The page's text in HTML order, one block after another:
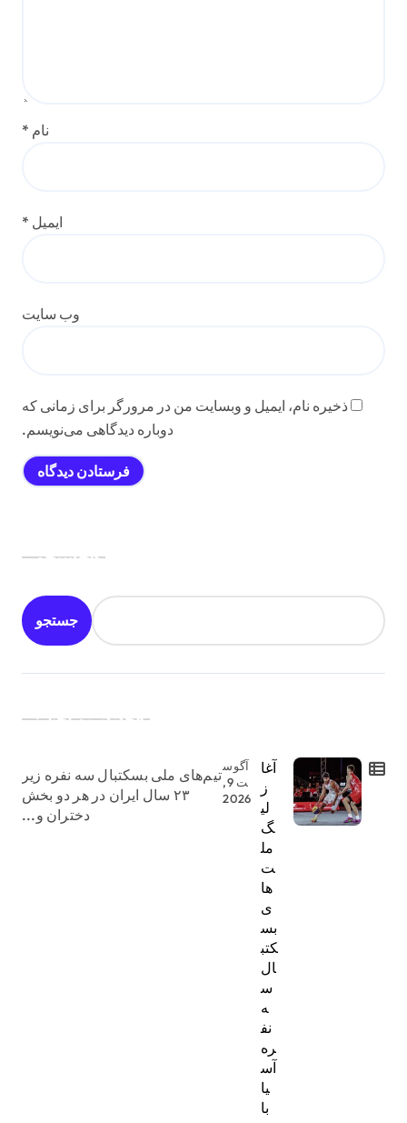
نام *
ایمیل *
وب‌ سایت
ذخیره نام، ایمیل و وبسایت من در مرورگر برای زمانی که
دوباره دیدگاهی می‌نویسم.
جستجو
جستجو
جدیدترین اخبار:
آغا
ز
لی
گ
مل
ت‌
ها
ی
بس
کتب
ال
س
ه
نف
ره
آس
یا
با
آگوس
ت 9,
2026
تیم‌های ملی بسکتبال سه نفره زیر
۲۳ سال ایران در هر دو بخش
دختران و...